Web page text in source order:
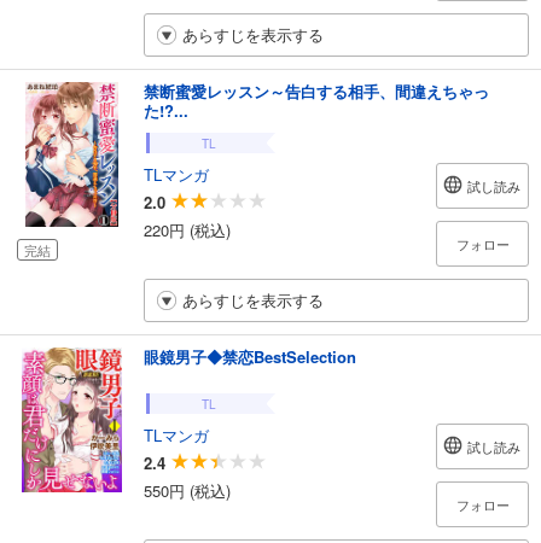
あらすじを表示する
完結
禁断蜜愛レッスン～告白する相手、間違えちゃっ
た!?...
TL
TLマンガ
2.0
220円 (税込)
試し読み
フォロー
あらすじを表示する
眼鏡男子◆禁恋BestSelection
TL
TLマンガ
2.4
550円 (税込)
試し読み
フォロー